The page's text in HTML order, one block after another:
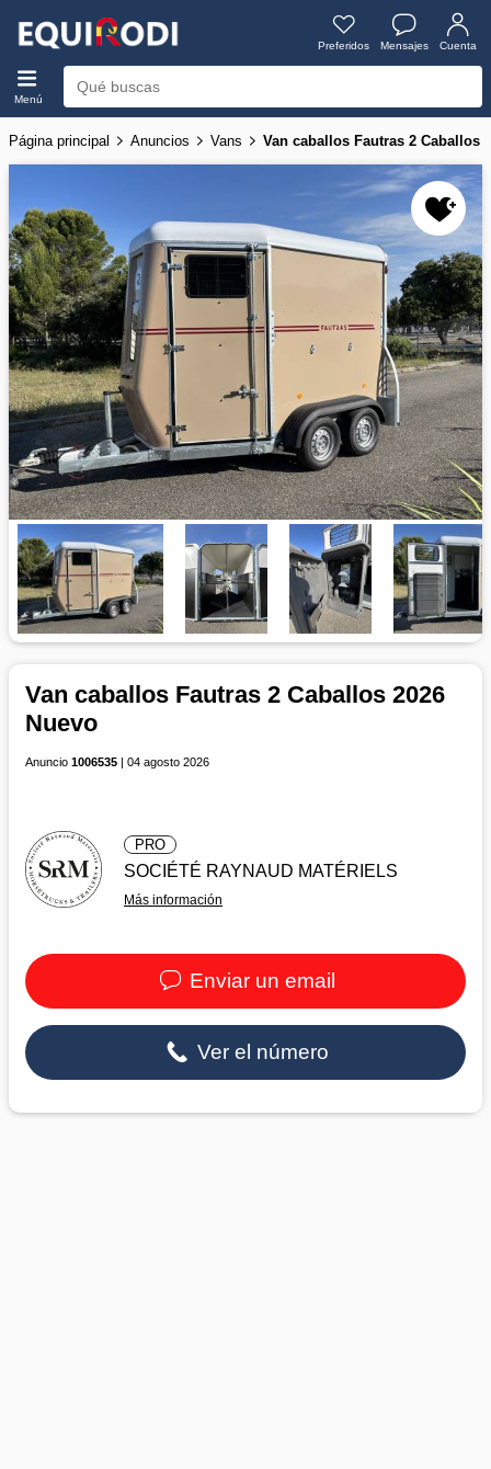
Preferidos Mensajes Cuenta
Menú
Página principal Anuncios Vans Van caballos Fautras 2 Caballos
Van caballos Fautras 2 Caballos 2026
Nuevo
Anuncio 1006535 | 04 agosto 2026
PRO
SOCIÉTÉ RAYNAUD MATÉRIELS
Más información
Enviar un email
Ver el número